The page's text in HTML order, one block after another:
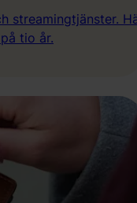
streamingtjänster.
tio år.